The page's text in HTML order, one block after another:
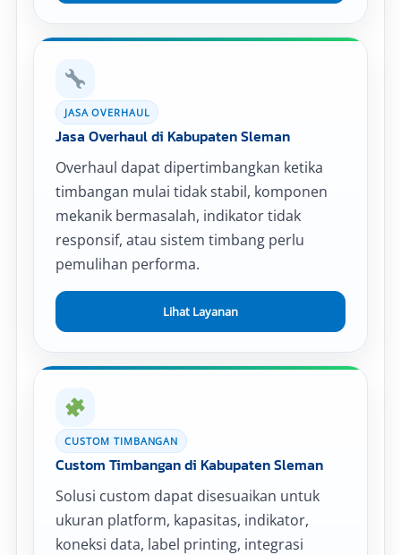
JASA OVERHAUL
Jasa Overhaul di Kabupaten Sleman
Overhaul dapat dipertimbangkan ketika
timbangan mulai tidak stabil, komponen
mekanik bermasalah, indikator tidak
responsif, atau sistem timbang perlu
pemulihan performa.
Lihat Layanan
CUSTOM TIMBANGAN
Custom Timbangan di Kabupaten Sleman
Solusi custom dapat disesuaikan untuk
ukuran platform, kapasitas, indikator,
koneksi data, label printing, integrasi